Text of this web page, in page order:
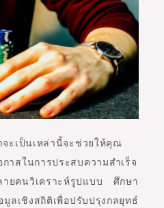
จะเป็นเหล่านี้จะช่วยให้คุณ
าสในการประสบความสำเร็จ
ยคนวิเคราะห์รูปแบบ ศึกษา
เชิงสถิติเพื่อปรับปรุงกลยุทธ์